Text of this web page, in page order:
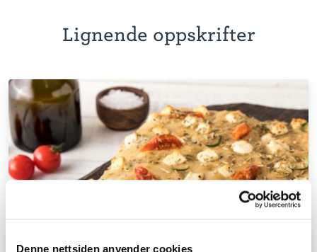
Denne nettsiden anvender cookies
Lignende oppskrifter